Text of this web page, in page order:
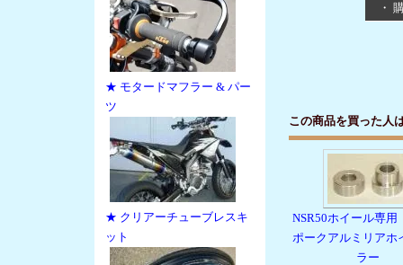
★ モタードマフラー & パー
ツ
★ クリアーチューブレスキ
ット
・
この商品を買った人
NSR50ホイール専
ポークアルミリアホ
ラー